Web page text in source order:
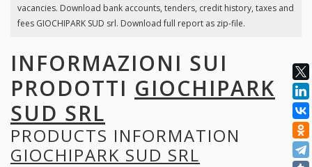
vacancies. Download bank accounts, tenders, credit history, taxes and
fees GIOCHIPARK SUD srl. Download full report as zip-file.
INFORMAZIONI SUI
PRODOTTI GIOCHIPARK
SUD SRL
PRODUCTS INFORMATION
GIOCHIPARK SUD SRL